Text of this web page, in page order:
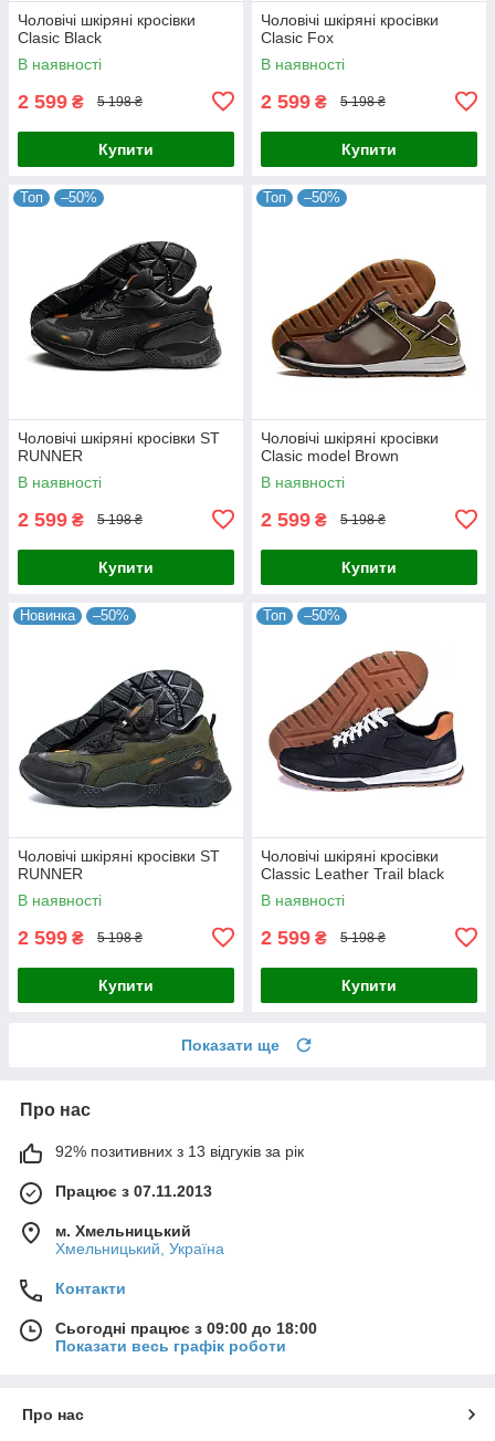
Чоловічі шкіряні кросівки
Clasic Black
В наявності
2 599 ₴ 5 198 ₴
Купити
Чоловічі шкіряні кросівки
Clasic Fox
В наявності
2 599 ₴ 5 198 ₴
Купити
Топ –50%
Чоловічі шкіряні кросівки ST
RUNNER
В наявності
2 599 ₴ 5 198 ₴
Купити
Топ –50%
Чоловічі шкіряні кросівки
Clasic model Brown
В наявності
2 599 ₴ 5 198 ₴
Купити
Новинка –50%
Чоловічі шкіряні кросівки ST
RUNNER
В наявності
2 599 ₴ 5 198 ₴
Купити
Топ –50%
Чоловічі шкіряні кросівки
Classic Leather Trail black
В наявності
2 599 ₴ 5 198 ₴
Купити
Показати ще
Про нас
92% позитивних з 13 відгуків за рік
Працює з 07.11.2013
м. Хмельницький
Хмельницький, Україна
Контакти
Сьогодні працює з 09:00 до 18:00
Показати весь графік роботи
Про нас